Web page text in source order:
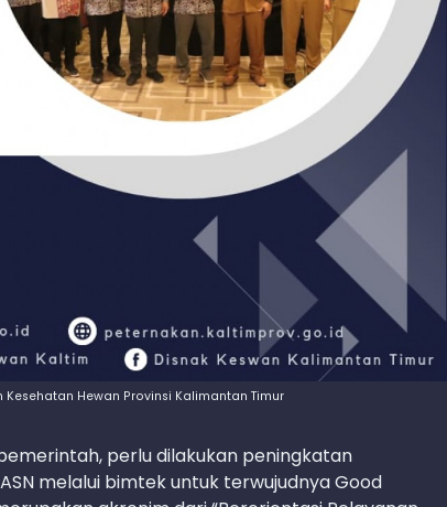
Hewan Provinsi Kalimantan Timur
perlu dilakukan peningkatan
melalui bimtek untuk terwujudnya Good